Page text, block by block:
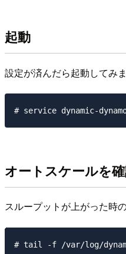
起動
設定が済んだら起動してみま
オートスケールを
スループットが上がった時
# tail -f /var/log/